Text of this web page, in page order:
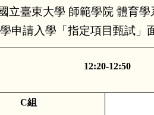
國立臺東大學 師範學院 體育學
申請入學「指定項目甄試」
12:20-12:50
C組